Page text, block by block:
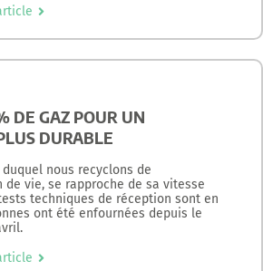
DE GAZ POUR UN
DURABLE
nous recyclons de
de vie, se rapproche de sa vitesse
techniques de réception sont en
ont été enfournées depuis le